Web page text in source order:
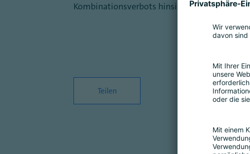
Kombinationsverbots hinsichtlich MiFID II-
Teilen